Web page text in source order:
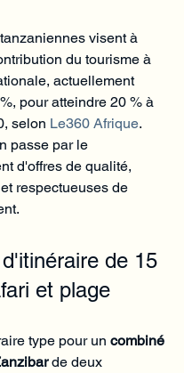
visent à
du tourisme à
actuellement
pour atteindre 20 % à
selon Le360 Afrique.
passe par le
d'offres de qualité,
respectueuses de
de 15
et plage
type pour un combiné
de deux